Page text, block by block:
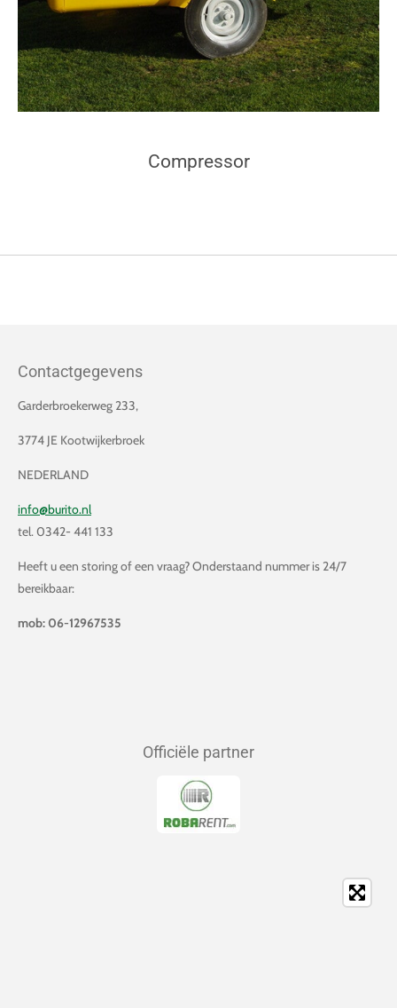
Compressor
Contactgegevens
Garderbroekerweg 233,
3774 JE Kootwijkerbroek
NEDERLAND
info@burito.nl
tel. 0342- 441 133
Heeft u een storing of een vraag? Onderstaand nummer is 24/7
bereikbaar:
mob: 06-12967535
Officiële partner